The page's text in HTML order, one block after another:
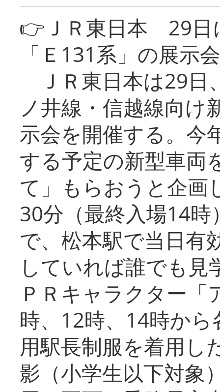
👉ＪＲ東日本 29日
「Ｅ131系」の展示会
ＪＲ東日本は29日
ノ井線・信越線向け
示会を開催する。今
する予定の新型車両
て」もらおうと企画
30分（最終入場14
で、松本駅で当日有
していれば誰でも
ＰＲキャラクター
時、12時、14時か
用駅長制服を着用し
影（小学生以下対象